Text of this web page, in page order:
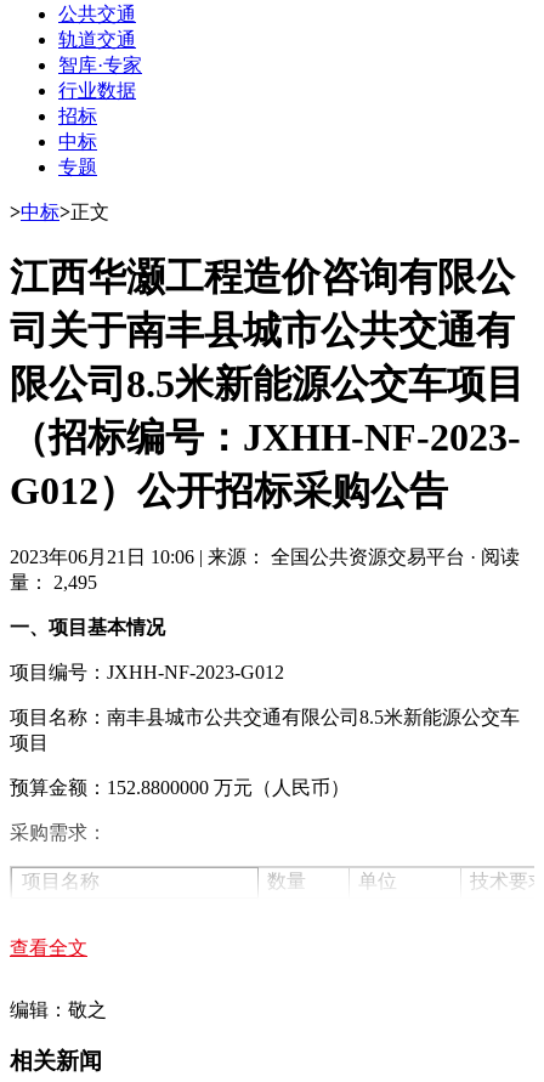
公共交通
轨道交通
智库·专家
行业数据
招标
中标
专题
>中标>正文
江西华灏工程造价咨询有限公
司关于南丰县城市公共交通有
限公司8.5米新能源公交车项目
（招标编号：JXHH-NF-2023-
G012）公开招标采购公告
2023年06月21日 10:06 | 来源： 全国公共资源交易平台 · 阅读
量： 2,495
一、项目基本情况
项目编号：JXHH-NF-2023-G012
项目名称：南丰县城市公共交通有限公司8.5米新能源公交车
项目
预算金额：152.8800000 万元（人民币）
采购需求：
项目名称 数量 单位
技术要
付使用。
查看全文
编辑：敬之
相关新闻